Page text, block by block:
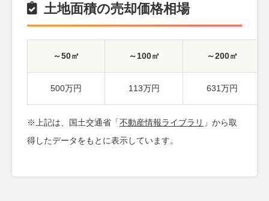
土地面積の売却価格相場
～50㎡ ～100㎡ ～200㎡
500万円 113万円 631万円
※上記は、国土交通省「不動産情報ライブラリ 」から取
得したデータをもとに表示しています。